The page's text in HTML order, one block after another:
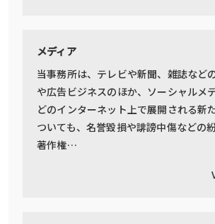
メディア
当事務所は、テレビや新聞、雑誌など
や広告ビジネスのほか、ソーシャルメ
どのインターネット上で展開される新
ついても、名誉毀損や誹謗中傷などの
著作権…